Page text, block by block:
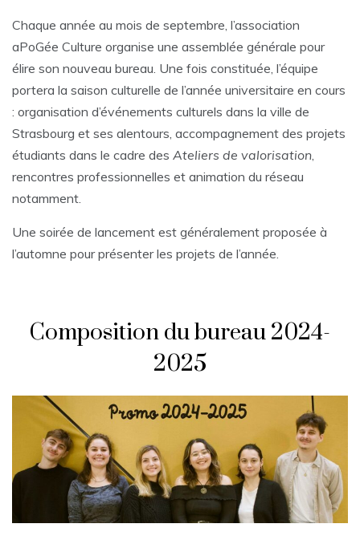
Chaque année au mois de septembre, l’association
aPoGée Culture organise une assemblée générale pour
élire son nouveau bureau. Une fois constituée, l’équipe
portera la saison culturelle de l’année universitaire en cours
: organisation d’événements culturels dans la ville de
Strasbourg et ses alentours, accompagnement des projets
étudiants dans le cadre des Ateliers de valorisation,
rencontres professionnelles et animation du réseau
notamment.
Une soirée de lancement est généralement proposée à
l’automne pour présenter les projets de l’année.
Composition du bureau 2024-
2025